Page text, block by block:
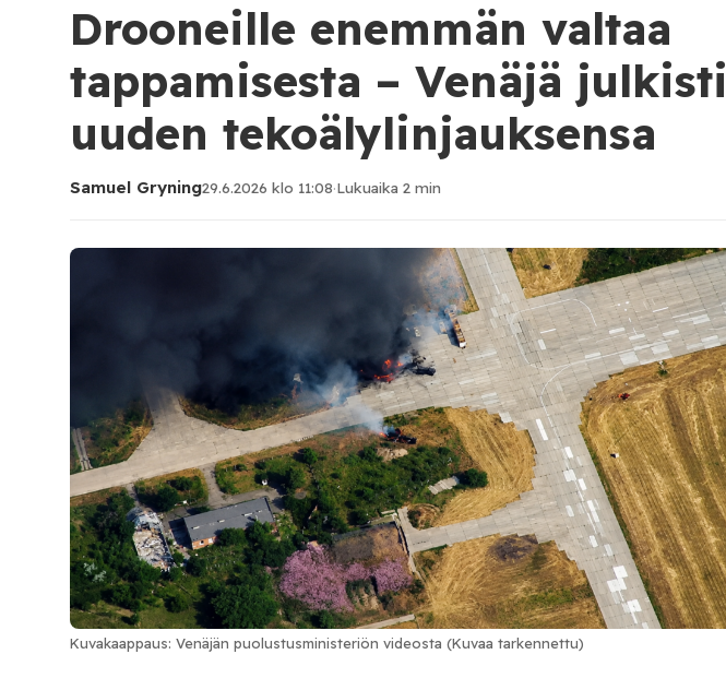
Drooneille enemmän valtaa
tappamisesta – Venäjä julkisti
uuden tekoälylinjauksensa
Samuel Gryning29.6.2026 klo 11:08·Lukuaika 2 min
Kuvakaappaus: Venäjän puolustusministeriön videosta (Kuvaa tarkennettu)